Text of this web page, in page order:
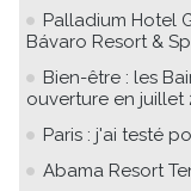
Palladium Hotel
Bávaro Resort &
Bien-être : les
ouverture en juillet
Paris : j'ai testé
Abama Resort